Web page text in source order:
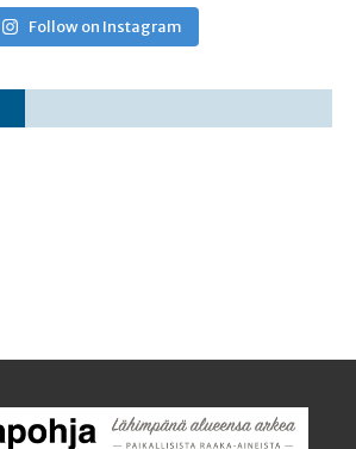
Follow on Instagram